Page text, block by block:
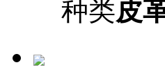
种类皮